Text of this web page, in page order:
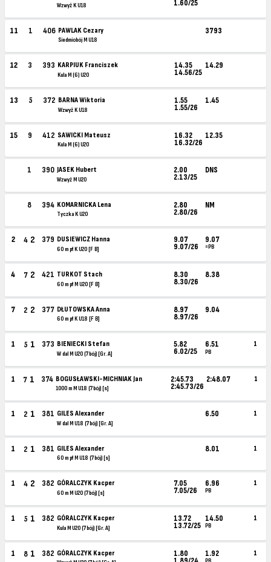
Wzwyż K U18 1.60/25
11 1 406 PAWLAK Cezary
Siedmiobój M U18
3793
12 3 393 KARPIUK Franciszek
Kula M (6) U20
14.35
14.56/25
14.29
13 5 372 BARNA Wiktoria
Wzwyż K U18
1.55
1.55/26
1.45
15 9 412 SAWICKI Mateusz
Kula M (6) U20
16.32
16.32/26
12.35
1 390 JASEK Hubert
Wzwyż M U20
2.00
2.13/25
DNS
8 394 KOMARNICKA Lena
Tyczka K U20
2.80
2.80/26
NM
2 4 2 379 DUSIEWICZ Hanna
60 m pł K U20 [F B]
9.07
9.07/26
9.07
=PB
4 7 2 421 TURKOT Stach
60 m pł M U20 [F B]
8.30
8.30/26
8.38
7 2 2 377 DŁUTOWSKA Anna
60 m pł K U18 [F B]
8.97
8.97/26
9.04
1 5 1 373 BIENIECKI Stefan
W dal M U20 (7bój) [Gr. A]
5.82
6.02/25
6.51
PB
1
1 7 1 374 BOGUSŁAWSKI-MICHNIAK Jan
1000 m M U18 (7bój) [s]
2:45.73
2:45.73/26
2:48.07 1
1 2 1 381 GILES Alexander
W dal M U18 (7bój) [Gr. A]
6.50 1
1 2 1 381 GILES Alexander
60 m pł M U18 (7bój) [s]
8.01 1
1 4 2 382 GÓRALCZYK Kacper
60 m M U20 (7bój) [s]
7.05
7.05/26
6.96
PB
1
1 5 1 382 GÓRALCZYK Kacper
Kula M U20 (7bój) [Gr. A]
13.72
13.72/25
14.50
PB
1
1 8 1 382 GÓRALCZYK Kacper 1.80 1.92 1